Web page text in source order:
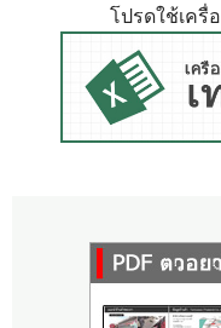
โปรดใช้เครื่